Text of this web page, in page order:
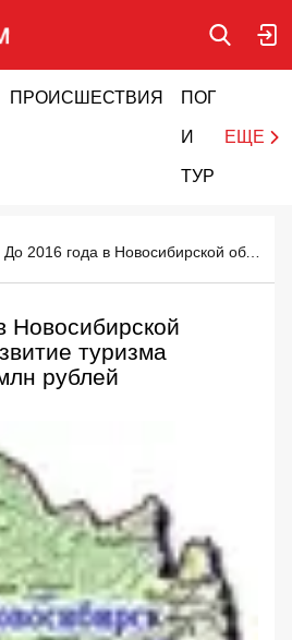
ПРОИСШЕСТВИЯ ПОГОДА
И
ТУРИЗМ
ЕЩЕ
До 2016 года в Новосибирской области на развитие туризма потратят 580 млн рублей
Новосибирской
туризма
рублей